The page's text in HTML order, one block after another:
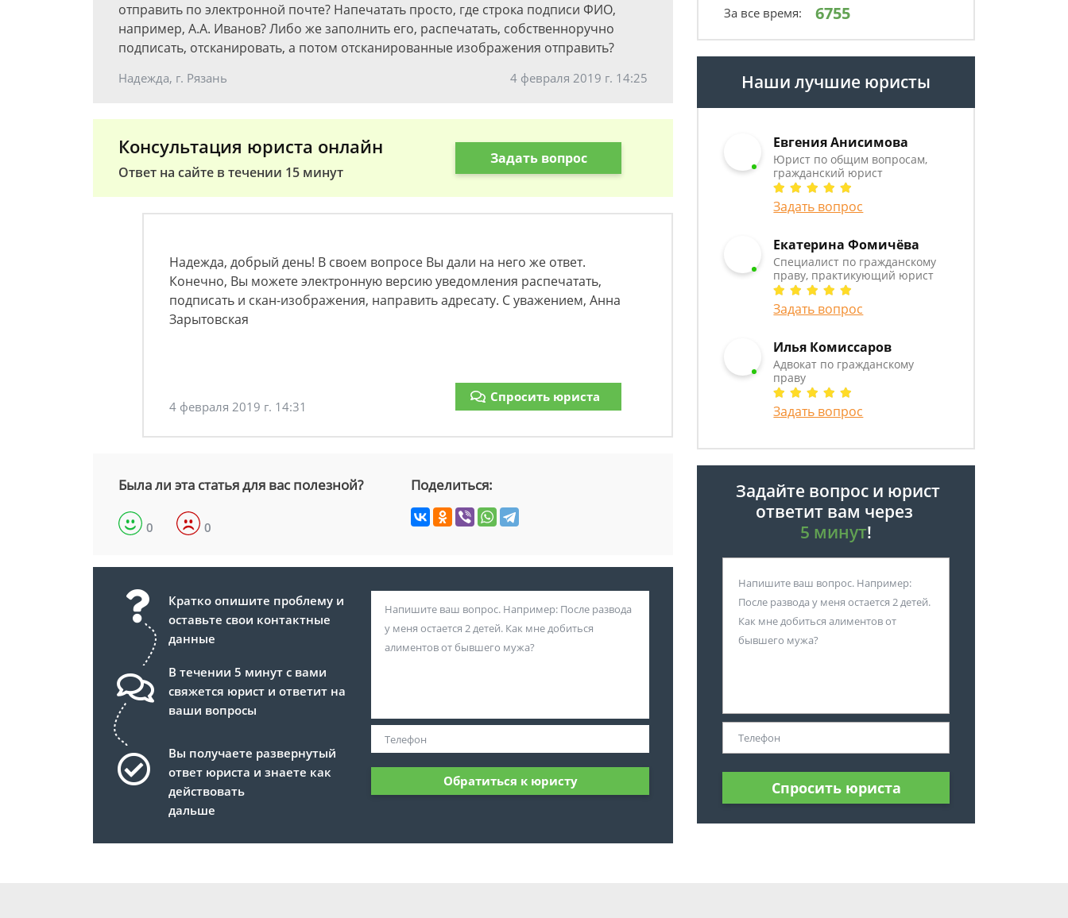
отправить по электронной почте? Напечатать просто, где строка подписи ФИО,
например, А.А. Иванов? Либо же заполнить его, распечатать, собственноручно
подписать, отсканировать, а потом отсканированные изображения отправить?
Надежда, г. Рязань 4 февраля 2019 г. 14:25
Консультация юриста онлайн
Ответ на сайте в течении 15 минут
Задать вопрос
Надежда, добрый день! В своем вопросе Вы дали на него же ответ.
Конечно, Вы можете электронную версию уведомления распечатать,
подписать и скан-изображения, направить адресату. С уважением, Анна
Зарытовская
4 февраля 2019 г. 14:31
Спросить юриста
Была ли эта статья для вас полезной?
0 0
Поделиться:
Кратко опишите проблему и
оставьте свои контактные
данные
В течении 5 минут с вами
свяжется юрист и ответит на
ваши вопросы
Вы получаете развернутый
ответ юриста и знаете как
действовать
дальше
Обратиться к юристу
За все время: 6755
Наши лучшие юристы
Евгения Анисимова
Юрист по общим вопросам,
гражданский юрист
Задать вопрос
Екатерина Фомичёва
Специалист по гражданскому
праву, практикующий юрист
Задать вопрос
Илья Комиссаров
Адвокат по гражданскому
праву
Задать вопрос
Задайте вопрос и юрист
ответит вам через
5 минут!
Спросить юриста